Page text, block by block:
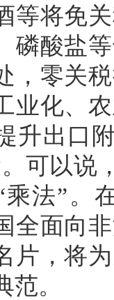
等将免
磷酸盐
，零关
业化、
升出口
可以说
乘法”。
全面向
片，将
范。